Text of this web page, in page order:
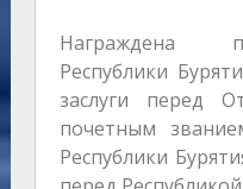
Награждена
Республики
заслуги перед
почетным
Республики